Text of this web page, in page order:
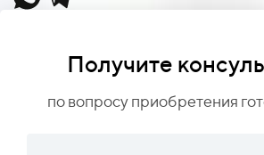
Получите
по вопросу приобретения